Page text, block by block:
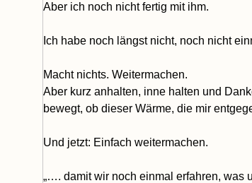
Aber ich noch nicht fertig mit ihm.
Ich habe noch längst nicht, noch nicht
Macht nichts. Weitermachen.
Aber kurz anhalten, inne halten und
bewegt, ob dieser Wärme, die mir
Und jetzt: Einfach weitermachen.
„…. damit wir noch einmal erfahren, was